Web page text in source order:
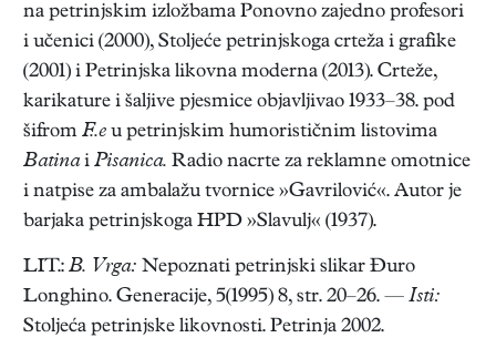
na petrinjskim izložbama Ponovno zajedno profesori
i učenici (2000), Stoljeće petrinjskoga crteža i grafike
(2001) i Petrinjska likovna moderna (2013). Crteže,
karikature i šaljive pjesmice objavljivao 1933–38. pod
šifrom F..e u petrinjskim humorističnim listovima
Batinai Pisanica. Radio nacrte za reklamne omotnice
i natpise za ambalažu tvornice »Gavrilović«. Autor je
barjaka petrinjskoga HPD »Slavulj« (1937).
LIT.: B. Vrga: Nepoznati petrinjski slikar Đuro
Longhino. Generacije, 5(1995) 8, str. 20–26. — Isti:
Stoljeća petrinjske likovnosti. Petrinja 2002.